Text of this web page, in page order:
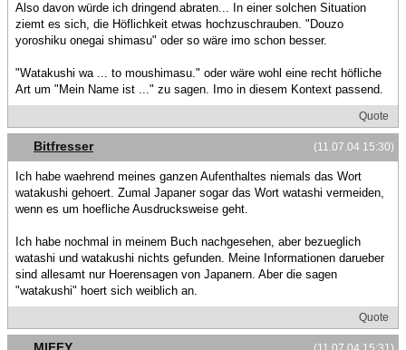
Also davon würde ich dringend abraten... In einer solchen Situation
ziemt es sich, die Höflichkeit etwas hochzuschrauben. "Douzo
yoroshiku onegai shimasu" oder so wäre imo schon besser.
"Watakushi wa ... to moushimasu." oder wäre wohl eine recht höfliche
Art um "Mein Name ist ..." zu sagen. Imo in diesem Kontext passend.
Quote
(11.07.04 15:30)
Bitfresser
Ich habe waehrend meines ganzen Aufenthaltes niemals das Wort
watakushi gehoert. Zumal Japaner sogar das Wort watashi vermeiden,
wenn es um hoefliche Ausdrucksweise geht.
Ich habe nochmal in meinem Buch nachgesehen, aber bezueglich
watashi und watakushi nichts gefunden. Meine Informationen darueber
sind allesamt nur Hoerensagen von Japanern. Aber die sagen
"watakushi" hoert sich weiblich an.
Quote